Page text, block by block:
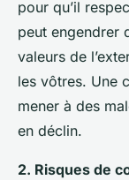
pour qu’il
peut engendrer
valeurs de
les vôtres. Une
mener à des
en déclin.
2. Risques de